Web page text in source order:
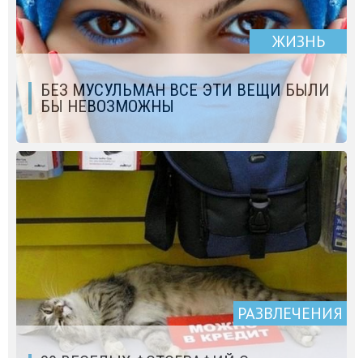
ЖИЗНЬ
БЕЗ МУСУЛЬМАН ВСЕ ЭТИ ВЕЩИ БЫЛИ
БЫ НЕВОЗМОЖНЫ
РАЗВЛЕЧЕНИЯ